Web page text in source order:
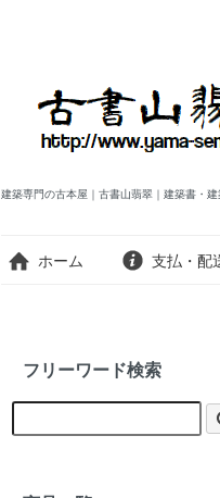
建築専門の古本屋｜古書山翡翠｜建築書・
ホーム 支払・配
フリーワード検索